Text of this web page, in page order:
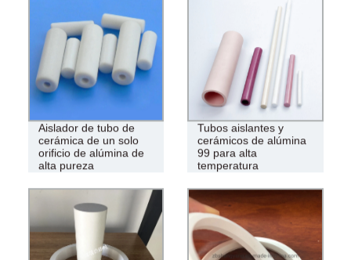
Aislador de tubo de
cerámica de un solo
orificio de alúmina de
alta pureza
Tubos aislantes y
cerámicos de alúmina
99 para alta
temperatura